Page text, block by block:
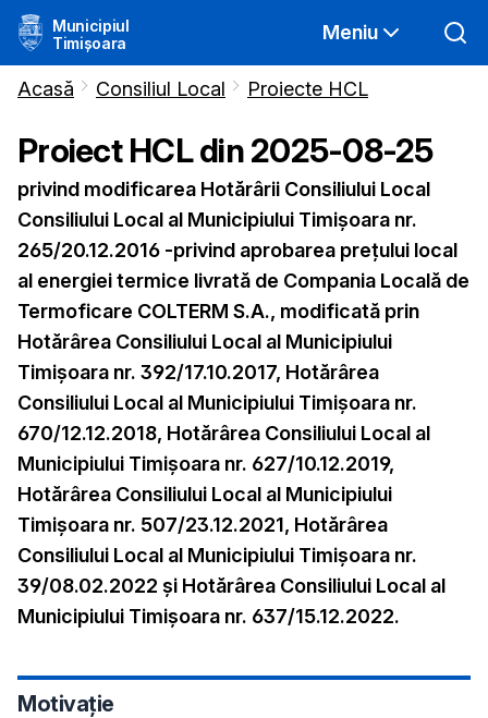
Municipiul
Timișoara
Meniu
Acasă Consiliul Local Proiecte HCL
Proiect HCL din2025-08-25
privind modificarea Hotărârii Consiliului Local
Consiliului Local al Municipiului Timișoara nr.
265/20.12.2016 -privind aprobarea preţului local
al energiei termice livrată de Compania Locală de
Termoficare COLTERM S.A., modificată prin
Hotărârea Consiliului Local al Municipiului
Timișoara nr. 392/17.10.2017, Hotărârea
Consiliului Local al Municipiului Timișoara nr.
670/12.12.2018, Hotărârea Consiliului Local al
Municipiului Timișoara nr. 627/10.12.2019,
Hotărârea Consiliului Local al Municipiului
Timișoara nr. 507/23.12.2021, Hotărârea
Consiliului Local al Municipiului Timișoara nr.
39/08.02.2022 și Hotărârea Consiliului Local al
Municipiului Timișoara nr. 637/15.12.2022.
Motivație